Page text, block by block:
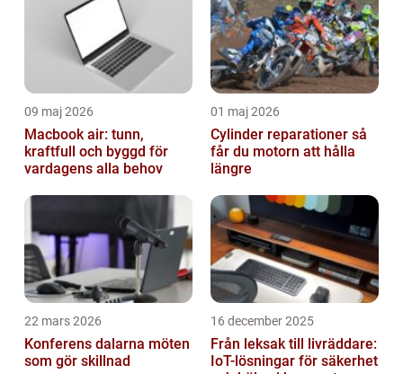
sa...
09 maj 2026
Macbook air: tunn,
kraftfull och byggd för
vardagens alla behov
01 maj 2026
Cylinder reparationer så
får du motorn att hålla
längre
22 mars 2026
Konferens dalarna möten
som gör skillnad
16 december 2025
Från leksak till livräddare:
IoT-lösningar för säkerhet